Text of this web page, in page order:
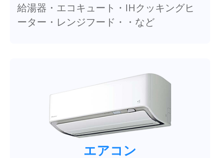
給湯器・エコキュート・IHクッキングヒ
ーター・レンジフード・・など
エアコン